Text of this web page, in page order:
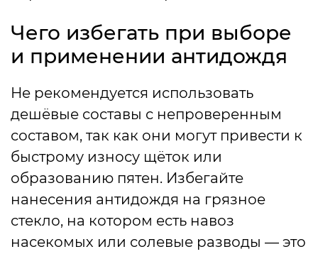
Чего избегать при выборе
и применении антидождя
Не рекомендуется использовать
дешёвые составы с непроверенным
составом, так как они могут привести к
быстрому износу щёток или
образованию пятен. Избегайте
нанесения антидождя на грязное
стекло, на котором есть навоз
насекомых или солевые разводы — это